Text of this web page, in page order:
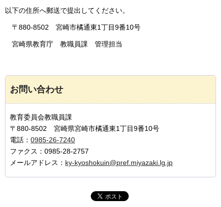
以下の住所へ郵送で提出してください。
〒880-8502 宮崎市橘通東1丁目9番10号
宮崎県教育庁 教職員課 管理担当
お問い合わせ
教育委員会教職員課
〒880-8502 宮崎県宮崎市橘通東1丁目9番10号
電話： 0985-26-7240
ファクス：0985-28-2757
メールアドレス： ky-kyoshokuin@pref.miyazaki.lg.jp